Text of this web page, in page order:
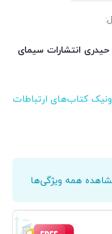
انتشارات سیمای
کتاب‌های ارتباطات
همه ویژگی‌ها